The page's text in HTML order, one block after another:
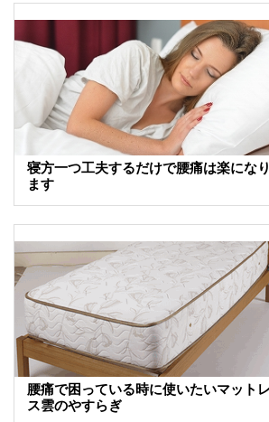
寝方一つ工夫するだけで腰痛は楽になり
ます
腰痛で困っている時に使いたいマットレ
ス雲のやすらぎ